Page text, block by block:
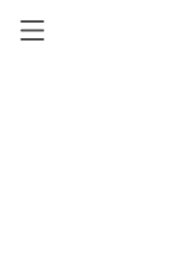
已加入購物車